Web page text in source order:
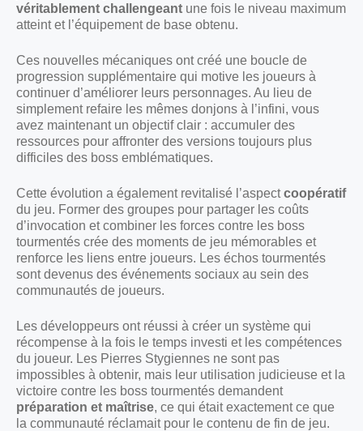
véritablement challengeant une fois le niveau maximum
atteint et l’équipement de base obtenu.
Ces nouvelles mécaniques ont créé une boucle de
progression supplémentaire qui motive les joueurs à
continuer d’améliorer leurs personnages. Au lieu de
simplement refaire les mêmes donjons à l’infini, vous
avez maintenant un objectif clair : accumuler des
ressources pour affronter des versions toujours plus
difficiles des boss emblématiques.
Cette évolution a également revitalisé l’aspectcoopératif
du jeu. Former des groupes pour partager les coûts
d’invocation et combiner les forces contre les boss
tourmentés crée des moments de jeu mémorables et
renforce les liens entre joueurs. Les échos tourmentés
sont devenus des événements sociaux au sein des
communautés de joueurs.
Les développeurs ont réussi à créer un système qui
récompense à la fois le temps investi et les compétences
du joueur. Les Pierres Stygiennes ne sont pas
impossibles à obtenir, mais leur utilisation judicieuse et la
victoire contre les boss tourmentés demandent
préparation et maîtrise, ce qui était exactement ce que
la communauté réclamait pour le contenu de fin de jeu.